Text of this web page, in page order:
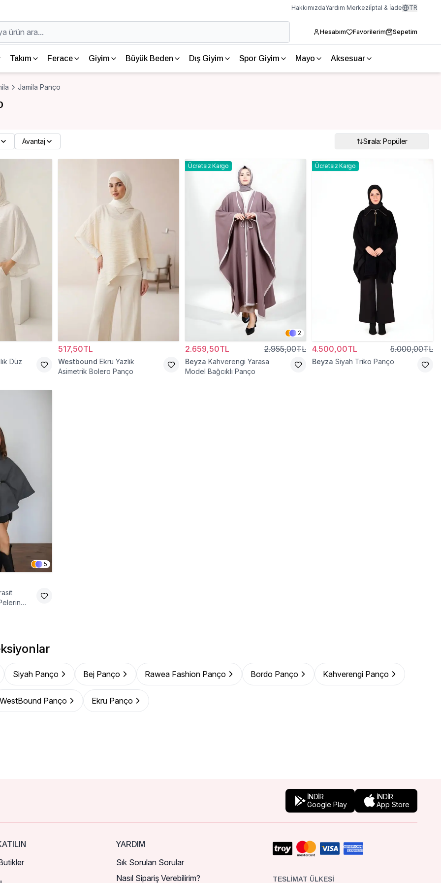
HakkımızdaYardım Merkeziİptal & İade TR
Hesabım Favorilerim Sepetim
Takım Ferace Giyim Büyük Beden Dış Giyim Spor Giyim Mayo Aksesuar
Jamila Panço
Avantaj Sırala: Popüler
Düz
517,50TL
Westbound Ekru Yazlık
Asimetrik Bolero Panço
Ücretsiz Kargo
2
2.659,50TL 2.955,00TL
Beyza Kahverengi Yarasa
Model Bağcıklı Panço
Ücretsiz Kargo
4.500,00TL 5.000,00TL
Beyza Siyah Triko Panço
5
Siyah Panço Bej Panço Rawea Fashion Panço Bordo Panço Kahverengi Panço
WestBound Panço Ekru Panço
İNDİR
Google Play
İNDİR
App Store
YARDIM
Sık Sorulan Sorular
Nasıl Sipariş Verebilirim?
TESLIMAT ÜLKESI